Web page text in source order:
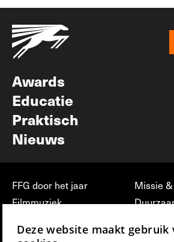
Awards
Educatie
Praktisch
Nieuws
FFG door het jaar
Filmmuziek
Press & Industry
Missie
Deze website maakt gebruik